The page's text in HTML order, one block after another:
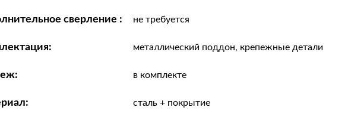
сверление : не требуется
металлический поддон, крепежные детали
в комплекте
сталь + покрытие